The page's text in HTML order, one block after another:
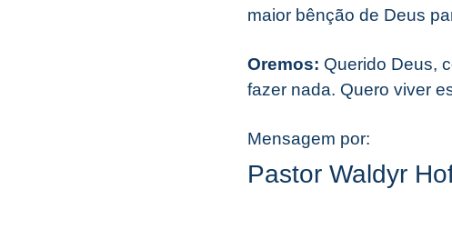
maior bênção de Deus
Oremos: Querido Deus,
fazer nada. Quero viver
Mensagem por:
Pastor Waldyr